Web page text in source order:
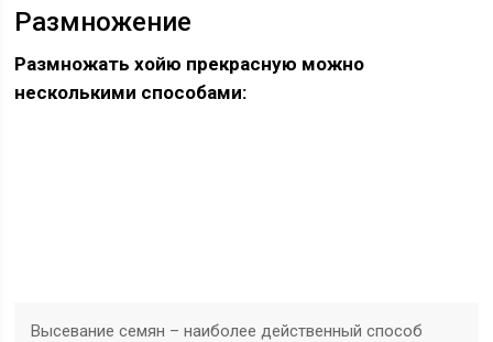
Размножение
Размножать хойю прекрасную можно
несколькими способами:
Высевание семян – наиболее действенный способ